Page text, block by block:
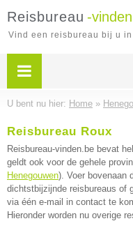
Reisbureau -
Vind een reisbureau bij u
U bent nu hier: Home »
Reisbureau Roux
Reisbureau-vinden.be bevat
geldt ook voor de gehele
Henegouwen). Voer bovenaan
dichtstbijzijnde reisbureaus of
via één e-mail in contact te
Hieronder worden nu overige